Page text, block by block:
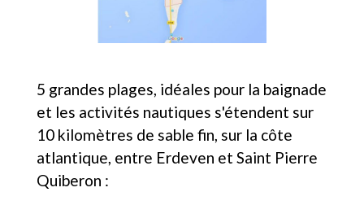
5 grandes plages, idéales pour la baignade
et les activités nautiques s'étendent sur
10 kilomètres de sable fin, sur la côte
atlantique, entre Erdeven et Saint Pierre
Quiberon :